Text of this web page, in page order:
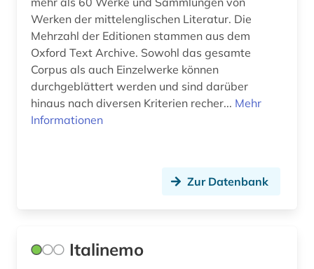
internetquelle (1)
iran (2)
iranistik (1)
irland (5)
island (1)
isländisch (1)
Werken der mittelenglischen Literatur. Die
Mehrzahl der Editionen stammen aus dem
Oxford Text Archive. Sowohl das gesamte
Corpus als auch Einzelwerke können
durchgeblättert werden und sind darüber
hinaus nach diversen Kriterien recher... Mehr
Informationen
Zur Datenbank
Italinemo